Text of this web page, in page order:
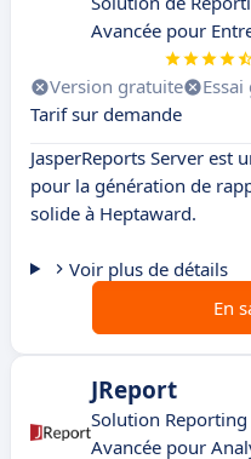
Avancée pour
Version gratuite
Tarif sur demande
JasperReports Server
pour la génération de
solide à Heptaward.
Voir plus de détails
En
JReport
Solution Reporting
Avancée pour